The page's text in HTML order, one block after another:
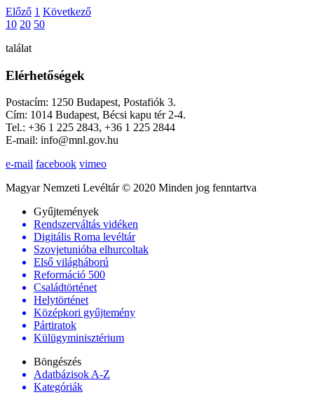
Előző 1 Következő
10 20 50
találat
Elérhetőségek
Postacím: 1250 Budapest, Postafiók 3.
Cím: 1014 Budapest, Bécsi kapu tér 2-4.
Tel.: +36 1 225 2843, +36 1 225 2844
E-mail: info@mnl.gov.hu
e-mail facebook vimeo
Magyar Nemzeti Levéltár © 2020 Minden jog fenntartva
Gyűjtemények
Rendszerváltás vidéken
Digitális Roma levéltár
Szovjetunióba elhurcoltak
Első világháború
Reformáció 500
Családtörténet
Helytörténet
Középkori gyűjtemény
Pártiratok
Külügyminisztérium
Böngészés
Adatbázisok A-Z
Kategóriák